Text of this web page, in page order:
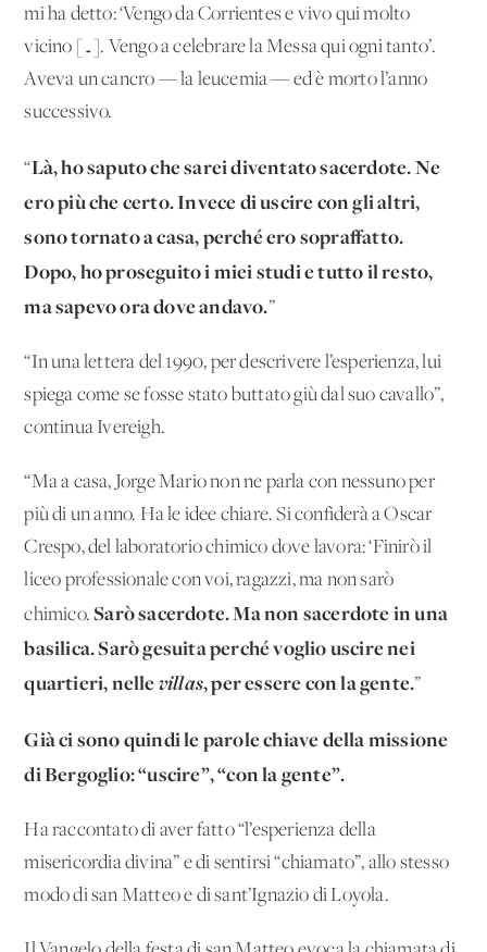
mi ha detto: ‘Vengo da Corrientes e vivo qui molto
vicino […]. Vengo a celebrare la Messa qui ogni tanto’.
Aveva un cancro — la leucemia — ed è morto l’anno
successivo.
“Là, ho saputo che sarei diventato sacerdote. Ne
ero più che certo. Invece di uscire con gli altri,
sono tornato a casa, perché ero sopraffatto.
Dopo, ho proseguito i miei studi e tutto il resto,
ma sapevo ora dove andavo.”
“In una lettera del 1990, per descrivere l’esperienza, lui
spiega come se fosse stato buttato giù dal suo cavallo”,
continua Ivereigh.
“Ma a casa, Jorge Mario non ne parla con nessuno per
più di un anno. Ha le idee chiare. Si confiderà a Oscar
Crespo, del laboratorio chimico dove lavora: ‘Finirò il
liceo professionale con voi, ragazzi, ma non sarò
chimico.Sarò sacerdote. Ma non sacerdote in una
basilica. Sarò gesuita perché voglio uscire nei
quartieri, nellevillas, per essere con la gente.”
Già ci sono quindi le parole chiave della missione
di Bergoglio: “uscire”, “con la gente”.
Ha raccontato di aver fatto “l’esperienza della
misericordia divina” e di sentirsi “chiamato”, allo stesso
modo di san Matteo e di sant’Ignazio di Loyola.